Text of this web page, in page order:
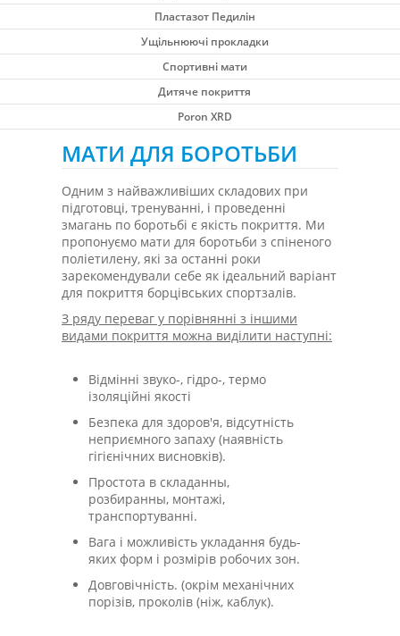
Пластазот Педилін
Ущільнюючі прокладки
Спортивні мати
Дитяче покриття
Poron XRD
МАТИ ДЛЯ БОРОТЬБИ
Одним з найважливіших складових при
підготовці, тренуванні, і проведенні
змагань по боротьбі є якість покриття. Ми
пропонуємо мати для боротьби з спіненого
поліетилену, які за останні роки
зарекомендували себе як ідеальний варіант
для покриття борцівських спортзалів.
З ряду переваг у порівнянні з іншими
видами покриття можна виділити наступні:
Відмінні звуко-, гідро-, термо
ізоляційні якості
Безпека для здоров'я, відсутність
неприємного запаху (наявність
гігієнічних висновків).
Простота в складанны,
розбиранны, монтажі,
транспортуванні.
Вага і можливість укладання будь-
яких форм і розмірів робочих зон.
Довговічність. (окрім механічних
порізів, проколів (ніж, каблук).